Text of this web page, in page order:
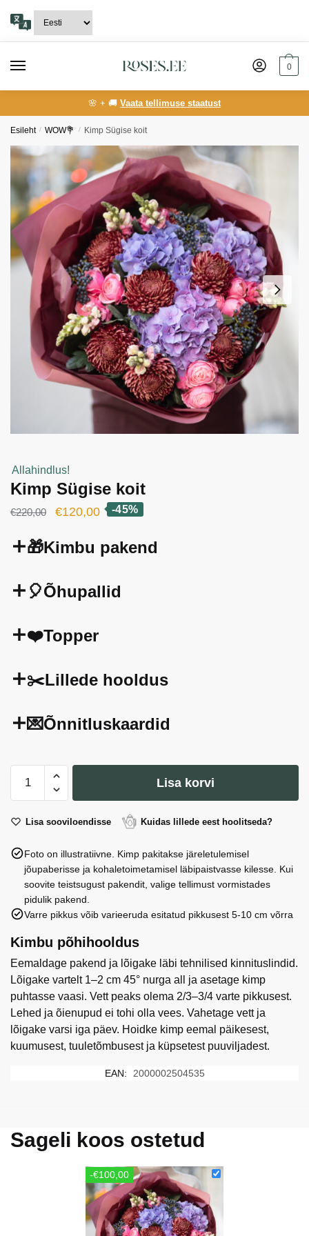
navigation
content
0
🌸 + 🚚 Vaata tellimuse staatust
Esileht / WOW💐 / Kimp Sügise koit
Allahindlus!
Kimp Sügise koit
€220,00
Algne
oli:
€120,00Current
is:
-45%
🎁Kimbu pakend
🎈Õhupallid
❤️Topper
✂️Lillede hooldus
💌Õnnitluskaardid
Sügise
kogus
Lisa korvi
Lisa sooviloendisse Kuidas lillede eest hoolitseda?
Foto on illustratiivne. Kimp pakitakse järeletulemisel
jõupaberisse ja kohaletoimetamisel läbipaistvasse kilesse. Kui
soovite teistsugust pakendit, valige tellimust vormistades
pidulik pakend.
Varre pikkus võib varieeruda esitatud pikkusest 5-10 cm võrra
Kimbu põhihooldus
Eemaldage pakend ja lõigake läbi tehnilised kinnituslindid.
Lõigake vartelt 1–2 cm 45° nurga all ja asetage kimp
puhtasse vaasi. Vett peaks olema 2/3–3/4 varte pikkusest.
Lehed ja õienupud ei tohi olla vees. Vahetage vett ja
lõigake varsi iga päev. Hoidke kimp eemal päikesest,
kuumusest, tuuletõmbusest ja küpsetest puuviljadest.
EAN: 2000002504535
Sageli koos ostetud
-€100,00